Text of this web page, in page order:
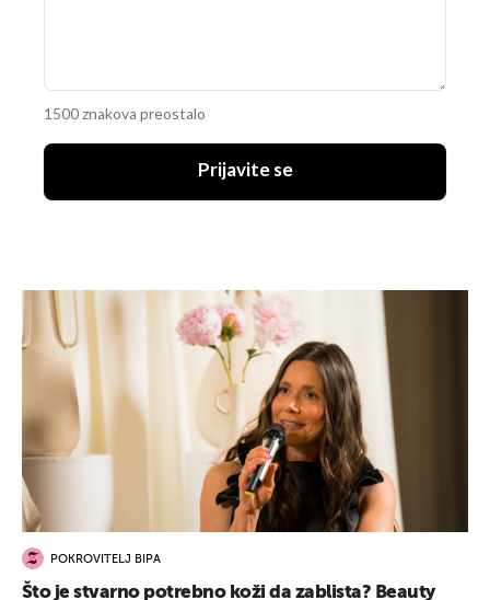
1500 znakova preostalo
Prijavite se
POKROVITELJ BIPA
Što je stvarno potrebno koži da zablista? Beauty